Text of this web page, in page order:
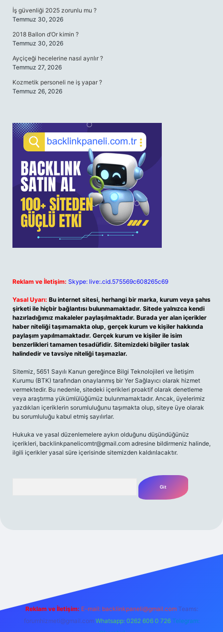
İş güvenliği 2025 zorunlu mu ?
Temmuz 30, 2026
2018 Ballon d’Or kimin ?
Temmuz 30, 2026
Ayçiçeği hecelerine nasıl ayrılır ?
Temmuz 27, 2026
Kozmetik personeli ne iş yapar ?
Temmuz 26, 2026
Reklam ve İletişim: Skype: live:.cid.575569c608265c69
Yasal Uyarı: Bu internet sitesi, herhangi bir marka, kurum veya şahıs
şirketi ile hiçbir bağlantısı bulunmamaktadır. Sitede yalnızca kendi
hazırladığımız makaleler paylaşılmaktadır. Burada yer alan içerikler
haber niteliği taşımamakta olup, gerçek kurum ve kişiler hakkında
paylaşım yapılmamaktadır. Gerçek kurum ve kişiler ile isim
benzerlikleri tamamen tesadüfidir. Sitemizdeki bilgiler taslak
halindedir ve tavsiye niteliği taşımazlar.
Sitemiz, 5651 Sayılı Kanun gereğince Bilgi Teknolojileri ve İletişim
Kurumu (BTK) tarafından onaylanmış bir Yer Sağlayıcı olarak hizmet
vermektedir. Bu nedenle, sitedeki içerikleri proaktif olarak denetleme
veya araştırma yükümlülüğümüz bulunmamaktadır. Ancak, üyelerimiz
yazdıkları içeriklerin sorumluluğunu taşımakta olup, siteye üye olarak
bu sorumluluğu kabul etmiş sayılırlar.
Hukuka ve yasal düzenlemelere aykırı olduğunu düşündüğünüz
içerikleri, backlinkpanelicomtr@gmail.com adresine bildirmeniz halinde,
ilgili içerikler yasal süre içerisinde sitemizden kaldırılacaktır.
Reklam ve İletişim: E-mail: backlinkpaneli@gmail.com Teams:
forumhizmeti@gmail.com Whatsapp: 0262 606 0 726 Telegram: